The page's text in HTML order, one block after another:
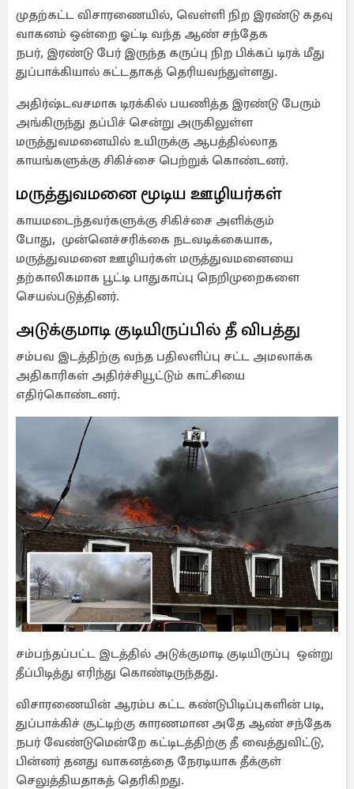
முதற்கட்ட விசாரணையில், வெள்ளி நிற இரண்டு கதவு
வாகனம் ஒன்றை ஓட்டி வந்த ஆண் சந்தேக
நபர், இரண்டு பேர் இருந்த கருப்பு நிற பிக்கப் டிரக் மீது
துப்பாக்கியால் சுட்டதாகத் தெரியவந்துள்ளது.
அதிர்ஷ்டவசமாக டிரக்கில் பயணித்த இரண்டு பேரும்
அங்கிருந்து தப்பிச் சென்று அருகிலுள்ள
மருத்துவமனையில் உயிருக்கு ஆபத்தில்லாத
காயங்களுக்கு சிகிச்சை பெற்றுக் கொண்டனர்.
மருத்துவமனை மூடிய ஊழியர்கள்
காயமடைந்தவர்களுக்கு சிகிச்சை அளிக்கும்
போது, முன்னெச்சரிக்கை நடவடிக்கையாக,
மருத்துவமனை ஊழியர்கள் மருத்துவமனையை
தற்காலிகமாக பூட்டி பாதுகாப்பு நெறிமுறைகளை
செயல்படுத்தினர்.
அடுக்குமாடி குடியிருப்பில் தீ விபத்து
சம்பவ இடத்திற்கு வந்த பதிலளிப்பு சட்ட அமலாக்க
அதிகாரிகள் அதிர்ச்சியூட்டும் காட்சியை
எதிர்கொண்டனர்.
சம்பந்தப்பட்ட இடத்தில் அடுக்குமாடி குடியிருப்பு ஒன்று
தீப்பிடித்து எரிந்து கொண்டிருந்தது.
விசாரணையின் ஆரம்ப கட்ட கண்டுபிடிப்புகளின் படி,
துப்பாக்கிச் சூட்டிற்கு காரணமான அதே ஆண் சந்தேக
நபர் வேண்டுமென்றே கட்டிடத்திற்கு தீ வைத்துவிட்டு,
பின்னர் தனது வாகனத்தை நேரடியாக தீக்குள்
செலுத்தியதாகத் தெரிகிறது.